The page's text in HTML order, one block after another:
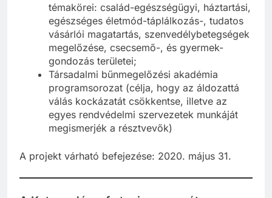
témakörei: család-egészségügyi, háztartási,
egészséges életmód-táplálkozás-, tudatos
vásárlói magatartás, szenvedélybetegségek
megelőzése, csecsemő-, és gyermek-
gondozás területei;
Társadalmi bűnmegelőzési akadémia
programsorozat (célja, hogy az áldozattá
válás kockázatát csökkentse, illetve az
egyes rendvédelmi szervezetek munkáját
megismerjék a résztvevők)
A projekt várható befejezése: 2020. május 31.